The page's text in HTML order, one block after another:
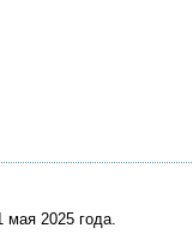
мая 2025 года.